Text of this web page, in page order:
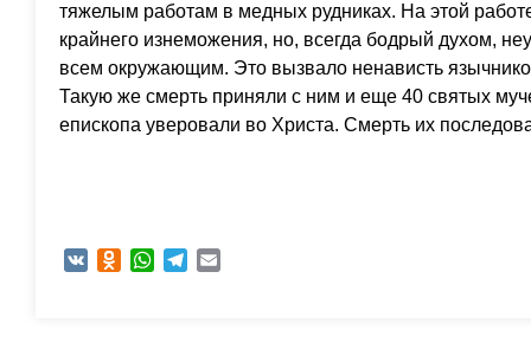
тяжелым работам в медных рудниках. На этой
крайнего изнеможения, но, всегда бодрый духом,
всем окружающим. Это вызвало ненависть
Такую же смерть приняли с ним и еще 40 святых
епископа уверовали во Христа. Смерть их
VK Odnoklassniki
WhatsAppTelegram